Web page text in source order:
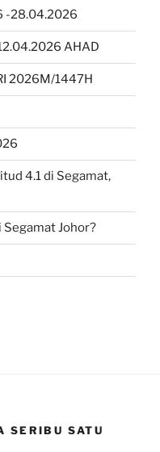
-28.04.2026
AHAD
2026M/1447H
4.1 di Segamat,
Segamat Johor?
SERIBU SATU